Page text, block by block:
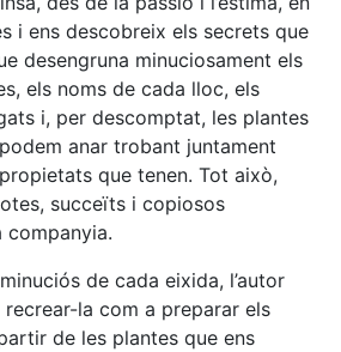
i ens descobreix els secrets que
desengruna minuciosament els
els noms de cada lloc, els
i, per descomptat, les plantes
anar trobant juntament
que tenen. Tot això,
succeïts i copiosos
companyia.
de cada eixida, l’autor
la com a preparar els
de les plantes que ens